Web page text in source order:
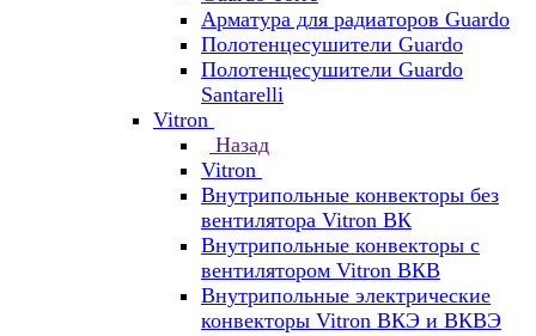
Арматура для радиаторов Guardo
Полотенцесушители Guardo
Полотенцесушители Guardo
Santarelli
Vitron
Назад
Vitron
Внутрипольные конвекторы без
вентилятора Vitron ВК
Внутрипольные конвекторы с
вентилятором Vitron ВКВ
Внутрипольные электрические
конвекторы Vitron ВКЭ и ВКВЭ